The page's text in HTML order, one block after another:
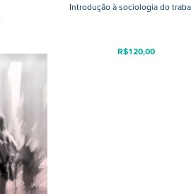
Introdução à sociologia do
R$120,00